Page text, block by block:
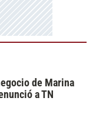
de Marina
a TN